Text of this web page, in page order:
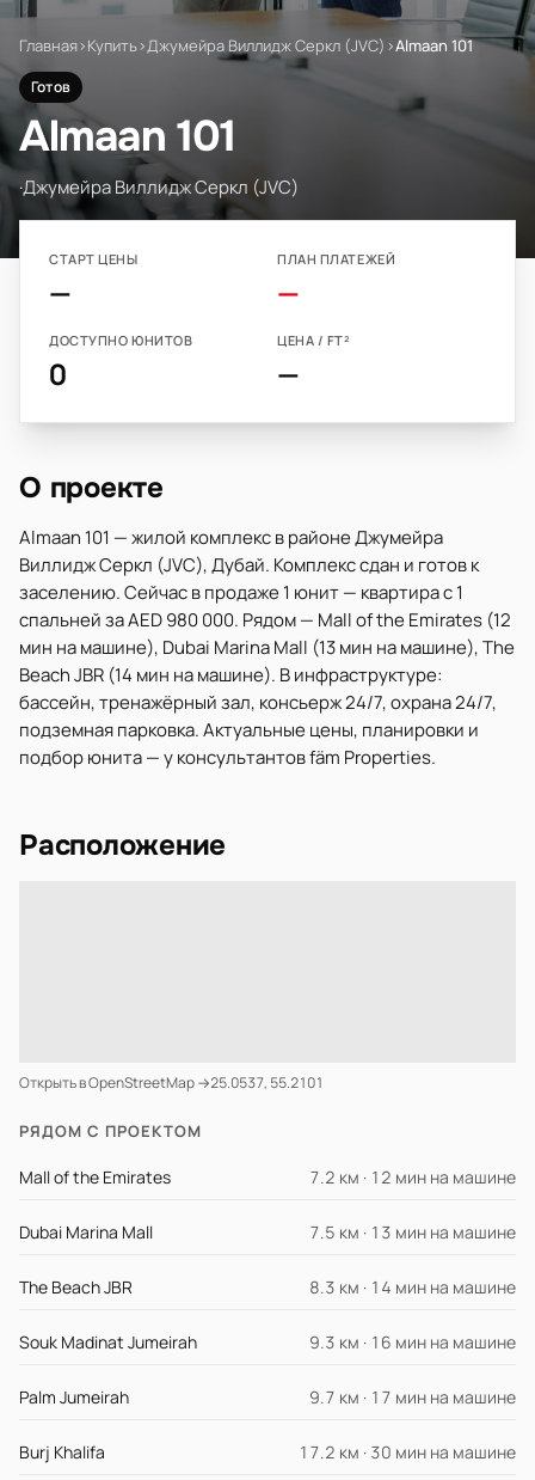
Главная›Купить›Джумейра Виллидж Серкл (JVC) ›Almaan 101
Готов
Almaan 101
·Джумейра Виллидж Серкл (JVC)
СТАРТ ЦЕНЫ
—
ПЛАН ПЛАТЕЖЕЙ
—
ДОСТУПНО ЮНИТОВ
0
ЦЕНА / FT²
—
О проекте
Almaan 101 — жилой комплекс в районе Джумейра
Виллидж Серкл (JVC), Дубай. Комплекс сдан и готов к
заселению. Сейчас в продаже 1 юнит — квартира с 1
спальней за AED 980 000. Рядом — Mall of the Emirates (12
мин на машине), Dubai Marina Mall (13 мин на машине), The
Beach JBR (14 мин на машине). В инфраструктуре:
бассейн, тренажёрный зал, консьерж 24/7, охрана 24/7,
подземная парковка. Актуальные цены, планировки и
подбор юнита — у консультантов fäm Properties.
Расположение
Открыть в OpenStreetMap →25.0537, 55.2101
РЯДОМ С ПРОЕКТОМ
Mall of the Emirates 7.2 км · 12 мин на машине
Dubai Marina Mall 7.5 км · 13 мин на машине
The Beach JBR 8.3 км · 14 мин на машине
Souk Madinat Jumeirah 9.3 км · 16 мин на машине
Palm Jumeirah 9.7 км · 17 мин на машине
Burj Khalifa 17.2 км · 30 мин на машине